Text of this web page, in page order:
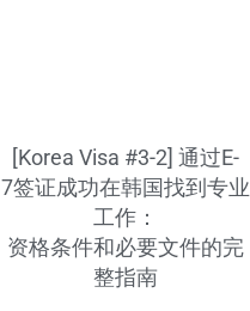
[Korea Visa #3-2] 通过E-
7签证成功在韩国找到专业
工作：
资格条件和必要文件的完
整指南